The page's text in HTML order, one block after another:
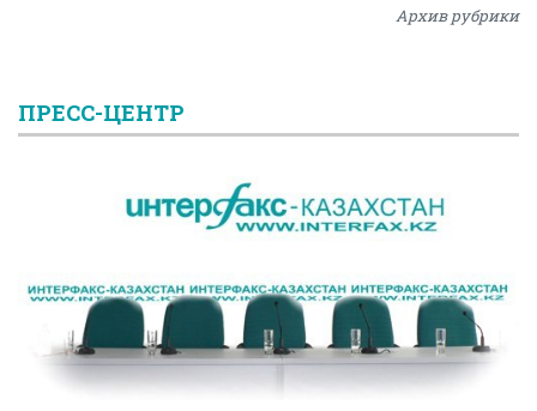
Архив рубрики
ПРЕСС-ЦЕНТР